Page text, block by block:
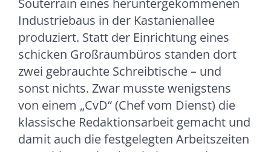
Souterrain eines heruntergekommenen
Industriebaus in der Kastanienallee
produziert. Statt der Einrichtung eines
schicken Großraumbüros standen dort
zwei gebrauchte Schreibtische – und
sonst nichts. Zwar musste wenigstens
von einem „CvD“ (Chef vom Dienst) die
klassische Redaktionsarbeit gemacht und
damit auch die festgelegten Arbeitszeiten